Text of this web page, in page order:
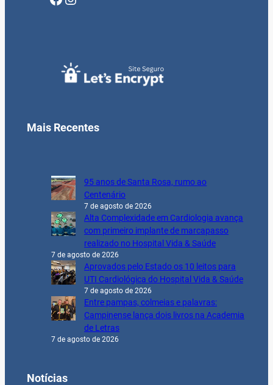
Mais Recentes
95 anos de Santa Rosa, rumo ao
Centenário
7 de agosto de 2026
Alta Complexidade em Cardiologia avança
com primeiro implante de marcapasso
realizado no Hospital Vida & Saúde
7 de agosto de 2026
Aprovados pelo Estado os 10 leitos para
UTI Cardiológica do Hospital Vida & Saúde
7 de agosto de 2026
Entre pampas, colmeias e palavras:
Campinense lança dois livros na Academia
de Letras
7 de agosto de 2026
Notícias